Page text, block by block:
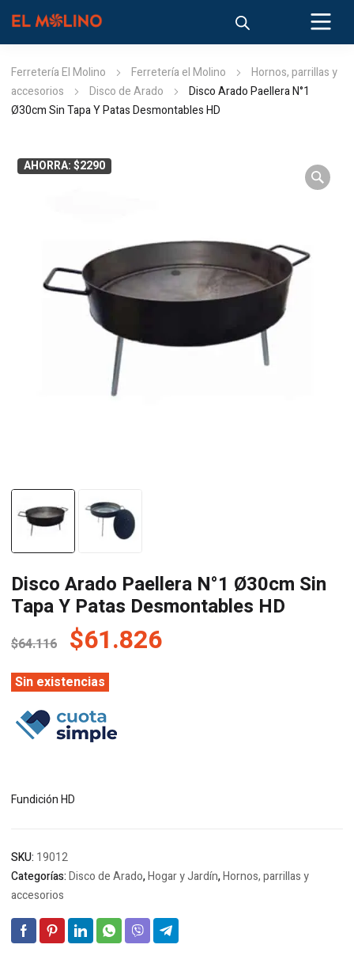
Ferretería El Molino Ferretería el Molino
Hornos, parrillas y
accesorios
Disco de Arado
Disco Arado Paellera N°1
Ø30cm Sin Tapa Y Patas Desmontables HD
AHORRA: $2290
Disco Arado Paellera N°1 Ø30cm Sin
Tapa Y Patas Desmontables HD
$64.116 El
precio
original
era:
$64.116.
$61.826El
Sin existencias
Fundición HD
SKU: 19012
Categorías:Disco de Arado,Hogar y Jardín,Hornos, parrillas y
accesorios